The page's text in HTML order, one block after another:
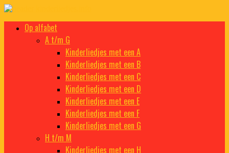
Doorgaan
inhoud
Kinderliedjes
Een grote verzameling oude en nieuwe kinderliedjes
Op alfabet
A t/m G
Kinderliedjes met een A
Kinderliedjes met een B
Kinderliedjes met een C
Kinderliedjes met een D
Kinderliedjes met een E
Kinderliedjes met een F
Kinderliedjes met een G
H t/m M
Kinderliedjes met een H